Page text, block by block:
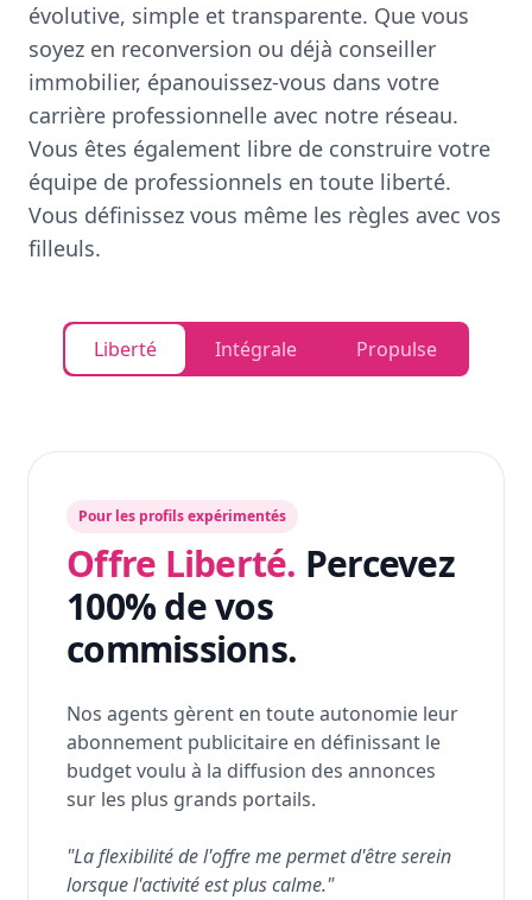
évolutive, simple et transparente. Que vous
soyez en reconversion ou déjà conseiller
immobilier, épanouissez-vous dans votre
carrière professionnelle avec notre réseau.
Vous êtes également libre de construire votre
équipe de professionnels en toute liberté.
Vous définissez vous même les règles avec vos
filleuls.
Liberté Intégrale Propulse
Pour les profils expérimentés
Offre Liberté. Percevez
100% de vos
commissions.
Nos agents gèrent en toute autonomie leur
abonnement publicitaire en définissant le
budget voulu à la diffusion des annonces
sur les plus grands portails.
"La flexibilité de l'offre me permet d'être serein
lorsque l'activité est plus calme."